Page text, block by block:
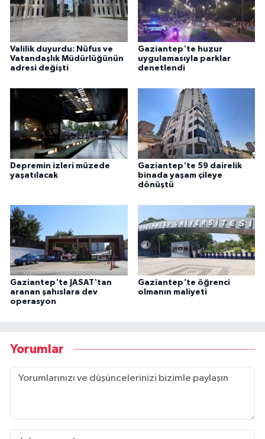
Valilik duyurdu: Nüfus ve
Vatandaşlık Müdürlüğünün
adresi değişti
Gaziantep'te huzur
uygulamasıyla parklar
denetlendi
Depremin izleri müzede
yaşatılacak
Gaziantep'te 59 dairelik
binada yaşam çileye
dönüştü
Gaziantep'te JASAT'tan
aranan şahıslara dev
operasyon
Gaziantep'te öğrenci
olmanın maliyeti
Yorumlar